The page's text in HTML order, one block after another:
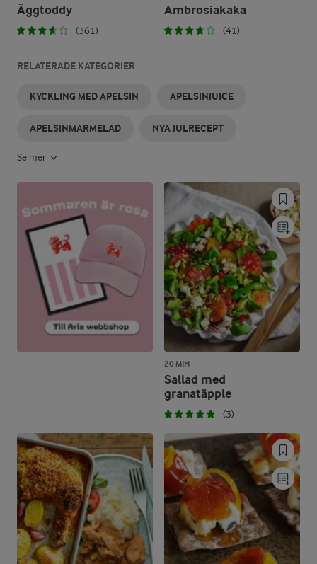
Äggtoddy
(361)
Ambrosiakaka
(41)
RELATERADE KATEGORIER
KYCKLING MED APELSIN APELSINJUICE
APELSINMARMELAD NYA JULRECEPT
Se mer
20 MIN
Sallad med
granatäpple
(3)